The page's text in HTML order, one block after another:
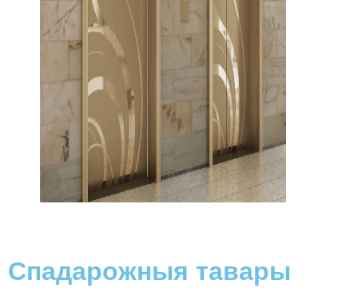
Спадарожныя тавары